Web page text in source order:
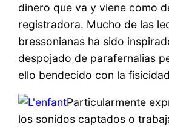
dinero que va y viene como
registradora. Mucho de las
bressonianas ha sido
despojado de parafernalias
ello bendecido con la
Particularmente
los sonidos captados o